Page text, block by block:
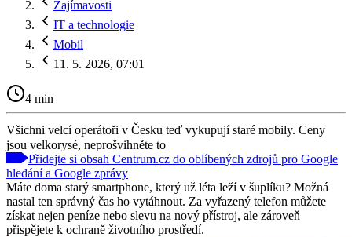
Zajímavosti
IT a technologie
Mobil
11. 5. 2026, 07:01
4 min
Všichni velcí operátoři v Česku teď vykupují staré mobily. Ceny
jsou velkorysé, neprošvihněte to
Přidejte si obsah Centrum.cz do oblíbených zdrojů pro Google
hledání a Google zprávy
Máte doma starý smartphone, který už léta leží v šuplíku? Možná
nastal ten správný čas ho vytáhnout. Za vyřazený telefon můžete
získat nejen peníze nebo slevu na nový přístroj, ale zároveň
přispějete k ochraně životního prostředí.